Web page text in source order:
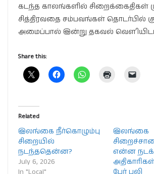
கடந்த காலங்களில் சிறைக்கைதிகள்
சித்திரவதை சம்பவங்கள் தொடர்பில்
அமைப்பால் இன்று தகவல்
Share this:
Related
இலங்கை நீர்கொழும்பு
சிறையில்
நடந்ததென்ன?
July 6, 2026
In "Local"
இலங்கை
என்ன
பேர் பலி